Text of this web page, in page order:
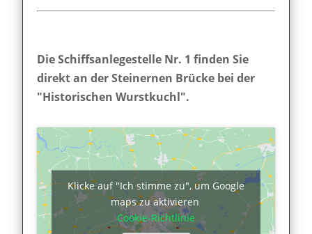
Die Schiffsanlegestelle Nr. 1 finden Sie
direkt an der Steinernen Brücke bei der
"Historischen Wurstkuchl".
Klicke auf "Ich stimme zu", um Google
maps zu aktivieren
Cookie-Richtlinie